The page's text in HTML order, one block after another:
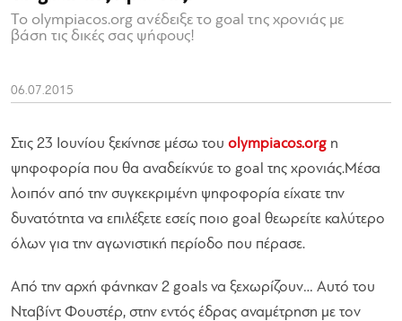
Το olympiacos.org ανέδειξε το goal της χρονιάς με
βάση τις δικές σας ψήφους!
06.07.2015
Στις 23 Ιουνίου ξεκίνησε μέσω του olympiacos.org η
ψηφοφορία που θα αναδείκνύε το goal της χρονιάς.Μέσα
λοιπόν από την συγκεκριμένη ψηφοφορία είχατε την
δυνατότητα να επιλέξετε εσείς ποιο goal θεωρείτε καλύτερο
όλων για την αγωνιστική περίοδο που πέρασε.
Από την αρχή φάνηκαν 2 goals να ξεχωρίζουν… Αυτό του
Νταβίντ Φουστέρ, στην εντός έδρας αναμέτρηση με τον